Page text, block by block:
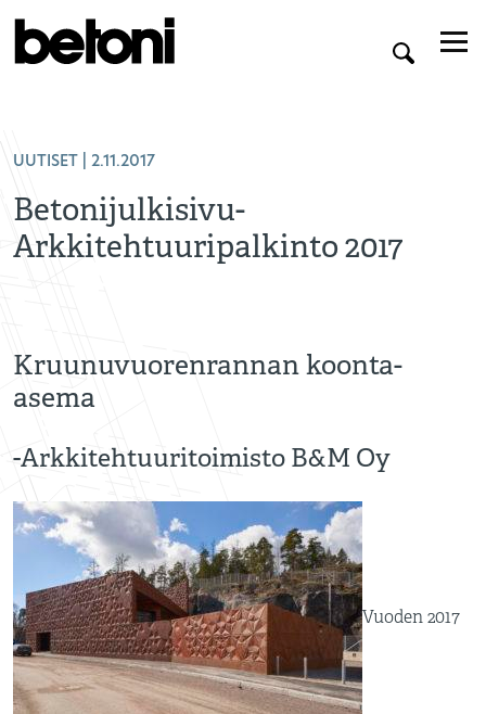
UUTISET | 2.11.2017
Betonijulkisivu-
Arkkitehtuuripalkinto 2017
Kruunuvuorenrannan koonta-
asema
-Arkkitehtuuritoimisto B&M Oy
Vuoden 2017